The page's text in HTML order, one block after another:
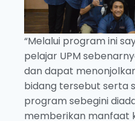
“Melalui program ini
pelajar UPM
dan dapat
bidang tersebut serta
program sebegini
memberikan manfaat